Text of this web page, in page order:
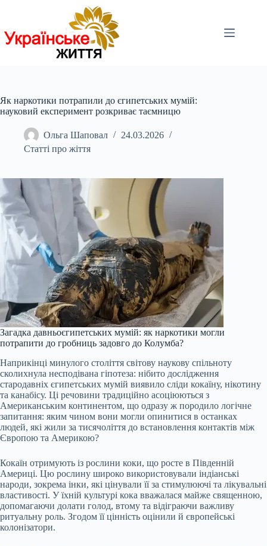
Як наркотики потрапили до єгипетських мумій:
науковий експеримент розкриває таємницю
Ольга Шаповал
24.03.2026
Статті про жіття
Загадка давньоєгипетських мумій: як наркотики могли
потрапити до гробниць задовго до Колумба?
Наприкінці минулого століття світову наукову спільноту
сколихнула несподівана гіпотеза: нібито дослідження
стародавніх єгипетських мумій виявило сліди кокаїну, нікотину
та канабісу. Ці речовини традиційно асоціюються з
Американським континентом, що одразу ж породило логічне
запитання: яким чином вони могли опинитися в останках
людей, які жили за тисячоліття до встановлення контактів між
Європою та Америкою?
Кокаїн отримують із рослини коки, що росте в Південній
Америці. Цю рослину широко використовували індіанські
народи, зокрема інки, які цінували її за стимулюючі та лікувальні
властивості. У їхній культурі кока вважалася майже священною,
допомагаючи долати голод, втому та відіграючи важливу
ритуальну роль. Згодом її цінність оцінили й європейські
колонізатори.